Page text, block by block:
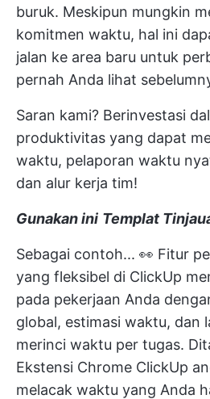
buruk. Meskipun mungkin
komitmen waktu, hal ini
jalan ke area baru untuk
pernah Anda lihat
Saran kami? Berinvestasi
produktivitas yang dapat
waktu, pelaporan waktu
dan alur kerja tim!
Gunakan ini Templat
Sebagai contoh... 👀 Fitur
yang fleksibel di ClickUp
pada pekerjaan Anda
global, estimasi waktu, dan
merinci waktu per tugas.
Ekstensi Chrome ClickUp
melacak waktu yang Anda